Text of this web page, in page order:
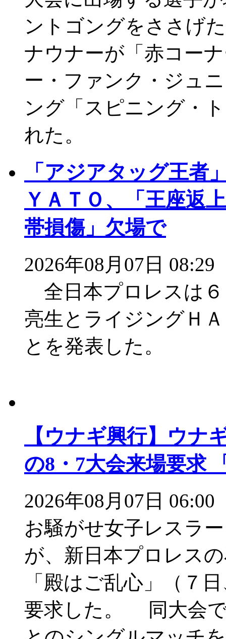
ントゴングをささげ
ナウナーが「赤コー
ー・ファンク・ジュ
ング「スピニング・
れた。
「アジアタッグ王者
ＹＡＴＯ、「王座返
帯損傷」欠場で
2026年08月07日 08:29
全日本プロレスは
亮生とライジングＨ
とを発表した。
【ウナギ興行】ウ
の8・7大会来場要求
2026年08月07日 06:00
お騒がせ女子レスラ
が、新日本プロレス
「殿はご乱心」（７
要求した。 同大会